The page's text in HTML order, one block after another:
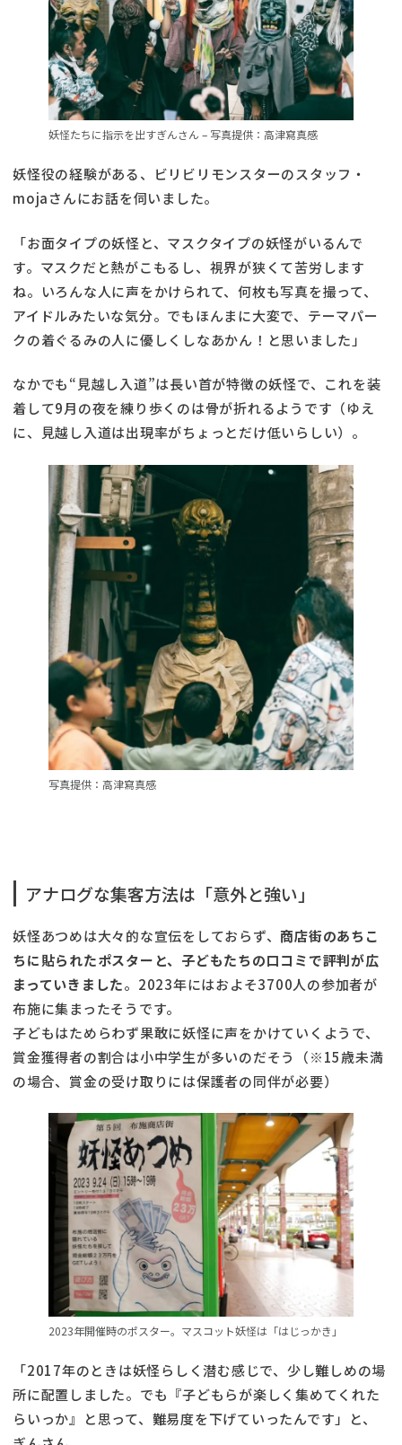
妖怪たちに指示を出すぎんさん – 写真提供：高津寫真感
妖怪役の経験がある、ビリビリモンスターのスタッフ・
mojaさんにお話を伺いました。
「お面タイプの妖怪と、マスクタイプの妖怪がいるんで
す。マスクだと熱がこもるし、視界が狭くて苦労します
ね。いろんな人に声をかけられて、何枚も写真を撮って、
アイドルみたいな気分。でもほんまに大変で、テーマパー
クの着ぐるみの人に優しくしなあかん！と思いました」
なかでも“見越し入道”は長い首が特徴の妖怪で、これを装
着して9月の夜を練り歩くのは骨が折れるようです（ゆえ
に、見越し入道は出現率がちょっとだけ低いらしい）。
写真提供：高津寫真感
アナログな集客方法は「意外と強い」
妖怪あつめは大々的な宣伝をしておらず、 商店街のあちこ
ちに貼られたポスターと、子どもたちの口コミで評判が広
まっていきました。2023年にはおよそ3700人の参加者が
布施に集まったそうです。
子どもはためらわず果敢に妖怪に声をかけていくようで、
賞金獲得者の割合は小中学生が多いのだそう（※15歳未満
の場合、賞金の受け取りには保護者の同伴が必要）
2023年開催時のポスター。マスコット妖怪は「はじっかき」
「2017年のときは妖怪らしく潜む感じで、少し難しめの場
所に配置しました。でも『子どもらが楽しく集めてくれた
らいっか』と思って、難易度を下げていったんです」と、